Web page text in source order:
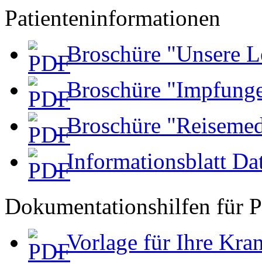
Patienteninformationen
Broschüre "Unsere
Broschüre
Broschüre
Informationsblatt
Dokumentationshilfen für
Vorlage für Ihre